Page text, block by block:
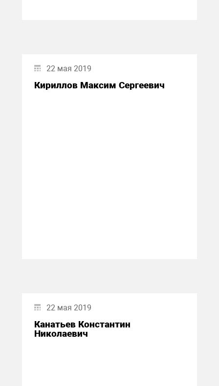
22 мая 2019
Кириллов Максим Сергеевич
22 мая 2019
Канатьев Константин
Николаевич